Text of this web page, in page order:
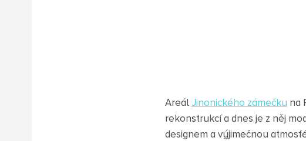
Areál Jinonického zámečku na
rekonstrukcí a dnes je z něj
designem a výjimečnou